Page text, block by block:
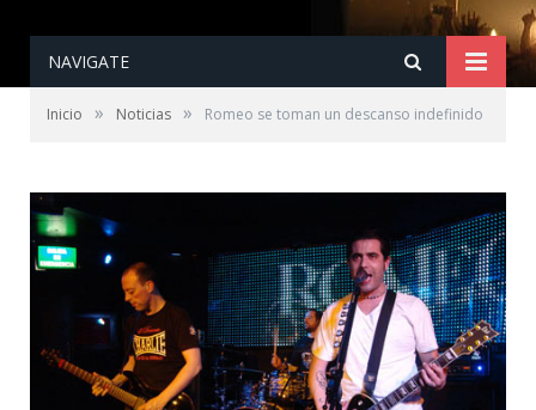
NAVIGATE
Inicio » Noticias » Romeo se toman un descanso indefinido